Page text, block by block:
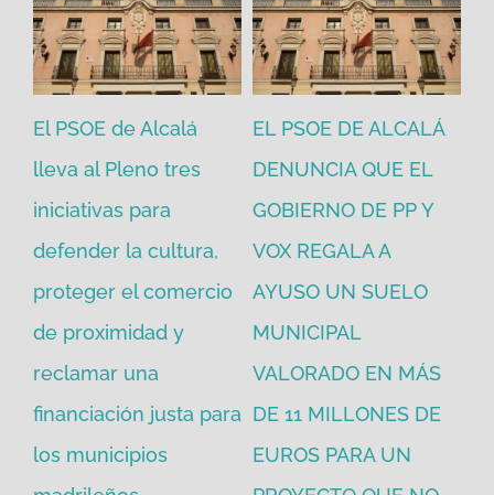
El PSOE de Alcalá
lleva al Pleno tres
iniciativas para
defender la cultura,
proteger el comercio
de proximidad y
reclamar una
financiación justa para
los municipios
EL PSOE DE ALCALÁ
DENUNCIA QUE EL
GOBIERNO DE PP Y
VOX REGALA A
AYUSO UN SUELO
MUNICIPAL
VALORADO EN MÁS
DE 11 MILLONES DE
EUROS PARA UN